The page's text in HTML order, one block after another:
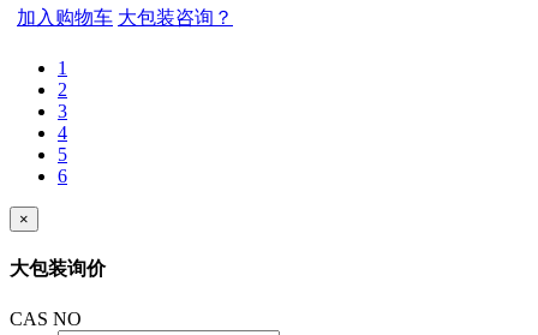
加入购物车 大包装咨询？
1
2
3
4
5
6
×
大包装询价
CAS NO